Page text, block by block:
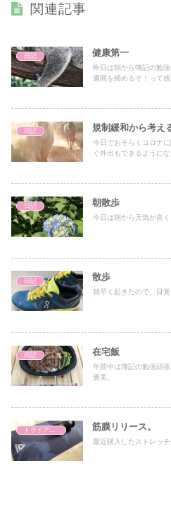
関連記事
日記 健康第一
昨日は朝から簿記の勉
週間を締めるぞ！って
日記 規制緩和から考え
今日でおそらくコロナ
ぐ外出もできるように
日記 朝散歩
今日は朝から天気が良
日記 散歩
朝早く起きたので、目
日記 在宅飯
午前中は簿記の勉強頑
褒美。
筋膜リリース。
最近購入したストレッ